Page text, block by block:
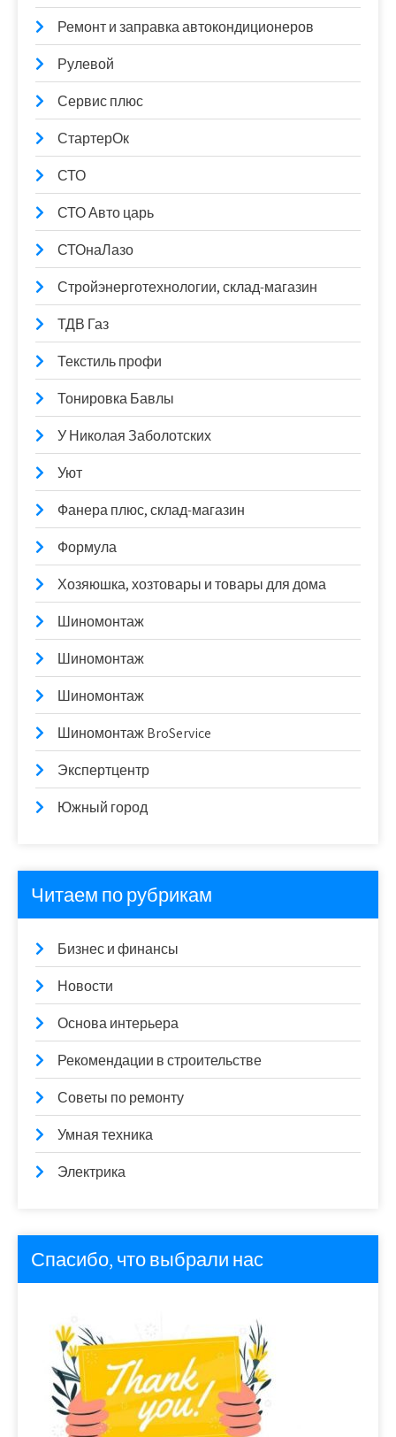
Ремонт и заправка автокондиционеров
Рулевой
Сервис плюс
СтартерОк
СТО
СТО Авто царь
СТОнаЛазо
Стройэнерготехнологии, склад-магазин
ТДВ Газ
Текстиль профи
Тонировка Бавлы
У Николая Заболотских
Уют
Фанера плюс, склад-магазин
Формула
Хозяюшка, хозтовары и товары для дома
Шиномонтаж
Шиномонтаж
Шиномонтаж
Шиномонтаж BroService
Экспертцентр
Южный город
Читаем по рубрикам
Бизнес и финансы
Новости
Основа интерьера
Рекомендации в строительстве
Советы по ремонту
Умная техника
Электрика
Спасибо, что выбрали нас